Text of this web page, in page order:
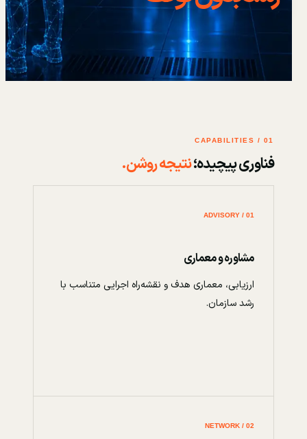
01 / CAPABILITIES
فناوری پیچیده؛نتیجه روشن.
01 / ADVISORY
مشاوره و معماری
ارزیابی، معماری هدف و نقشه‌راه اجرایی متناسب با
رشد سازمان.
02 / NETWORK